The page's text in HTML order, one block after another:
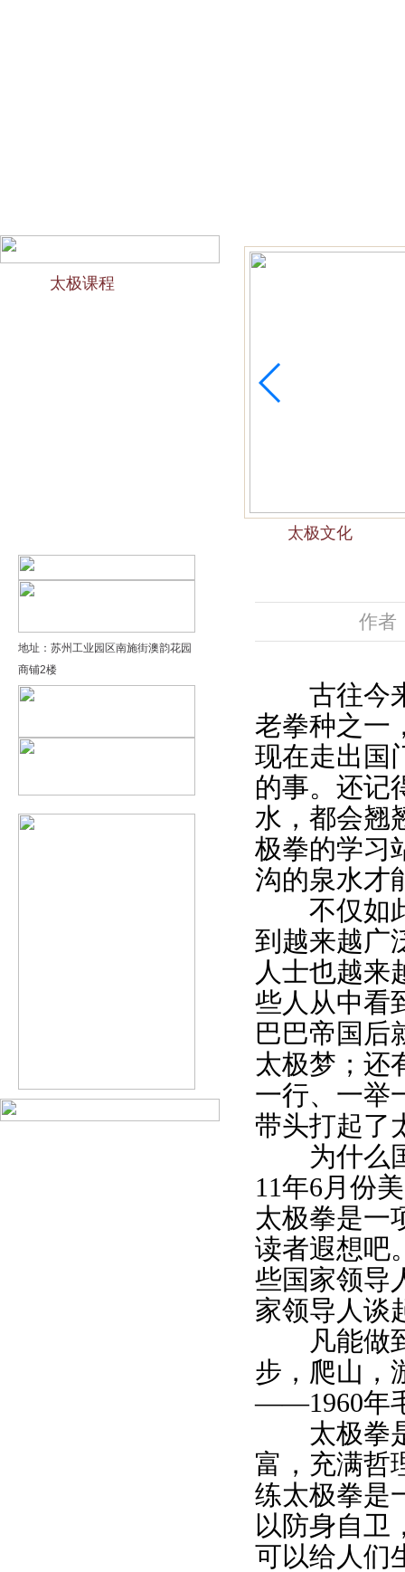
太极课程
地址：苏州工业园区南施街澳韵花园
商铺2楼
太极文化
作
古往今来
老拳种之一
现在走出国
的事。还记
水，都会翘
极拳的学习
沟的泉水才
不仅如此
到越来越广
人士也越来
些人从中看
巴巴帝国后
太极梦；还
一行、一举
带头打起了
为什么国
11年6月份
太极拳是一
读者遐想吧
些国家领导
家领导人谈
凡能做到
步，爬山，
——1960年
太极拳是
富，充满哲
练太极拳是
以防身自卫
可以给人们